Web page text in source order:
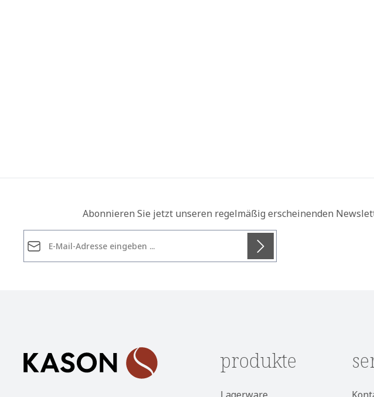
Abonnieren Sie jetzt unseren regelmäßig erscheinenden
produkte